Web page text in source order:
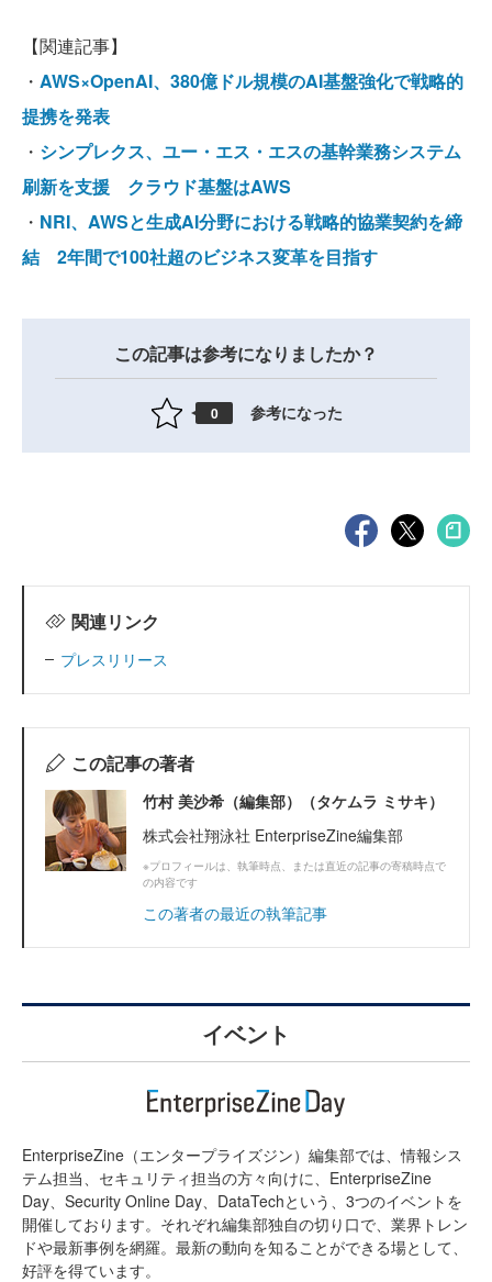
【関連記事】
・ AWS×OpenAI、380億ドル規模のAI基盤強化で戦略的
提携を発表
・ シンプレクス、ユー・エス・エスの基幹業務システム
刷新を支援 クラウド基盤はAWS
・ NRI、AWSと生成AI分野における戦略的協業契約を締
結 2年間で100社超のビジネス変革を目指す
この記事は参考になりましたか？
0 参考になった
関連リンク
プレスリリース
この記事の著者
竹村 美沙希（編集部）（タケムラ ミサキ）
株式会社翔泳社 EnterpriseZine編集部
※プロフィールは、執筆時点、または直近の記事の寄稿時点で
の内容です
この著者の最近の執筆記事
イベント
EnterpriseZine（エンタープライズジン）編集部では、情報シス
テム担当、セキュリティ担当の方々向けに、EnterpriseZine
Day、Security Online Day、DataTechという、3つのイベントを
開催しております。それぞれ編集部独自の切り口で、業界トレン
ドや最新事例を網羅。最新の動向を知ることができる場として、
好評を得ています。